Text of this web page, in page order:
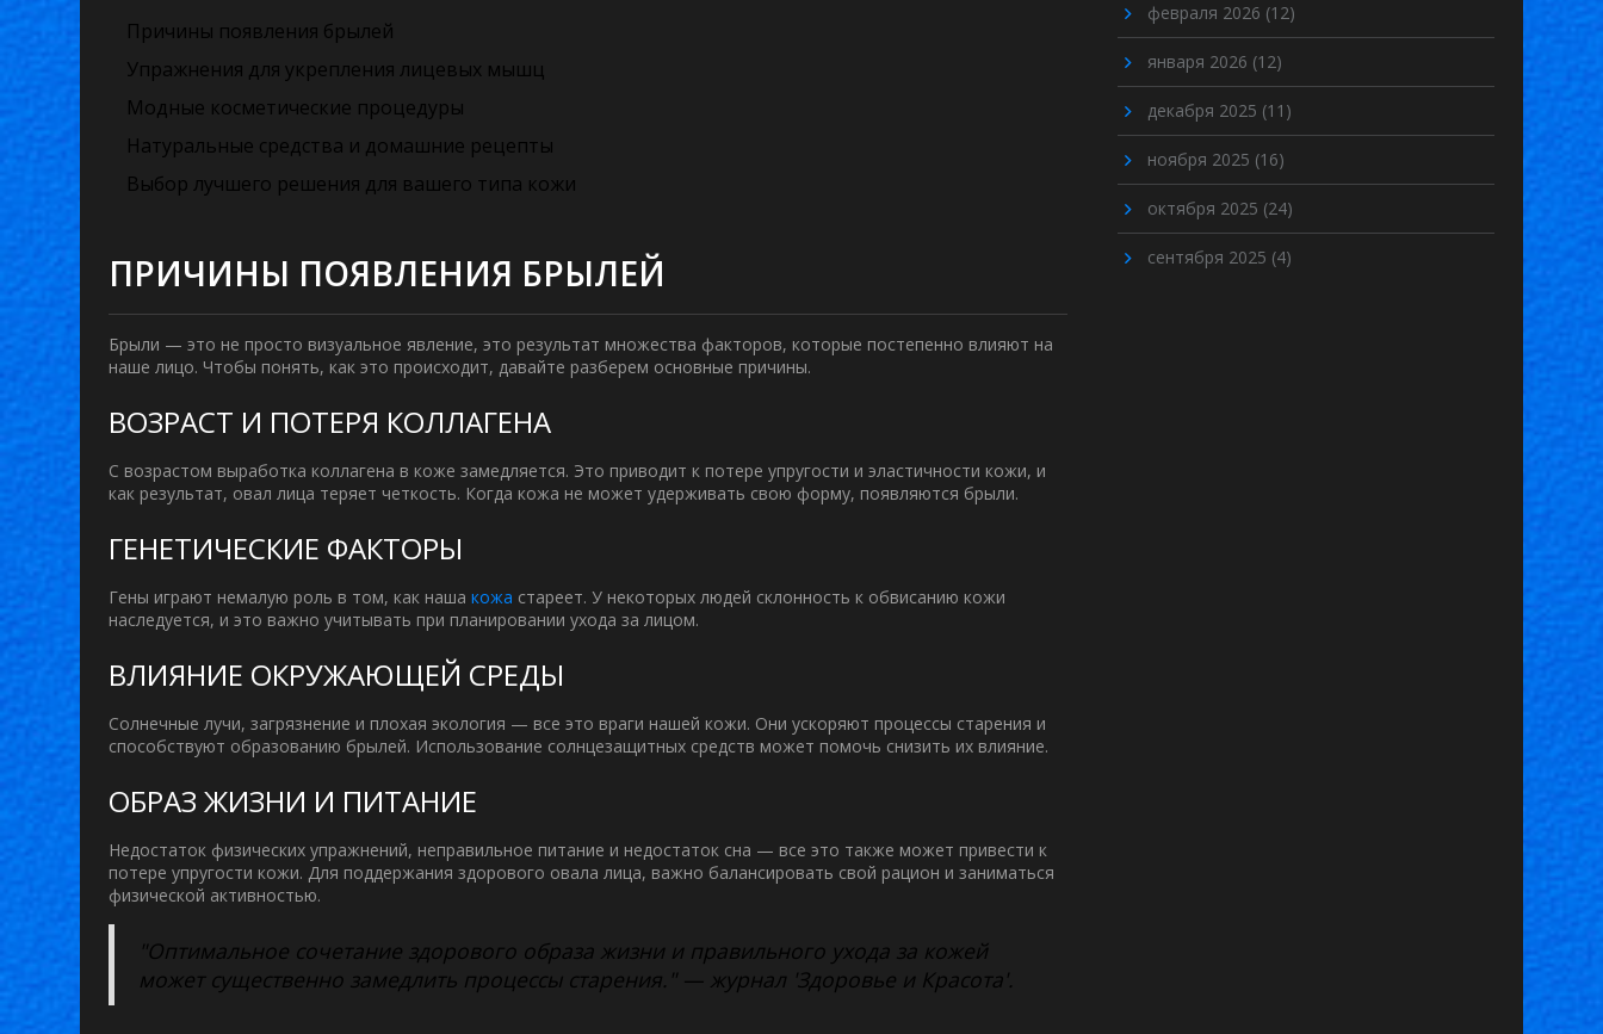
Причины появления брылей
Упражнения для укрепления лицевых мышц
Модные косметические процедуры
Натуральные средства и домашние рецепты
Выбор лучшего решения для вашего типа кожи
ПРИЧИНЫ ПОЯВЛЕНИЯ БРЫЛЕЙ
Брыли — это не просто визуальное явление, это результат множества факторов, которые постепенно влияют на
наше лицо. Чтобы понять, как это происходит, давайте разберем основные причины.
ВОЗРАСТ И ПОТЕРЯ КОЛЛАГЕНА
С возрастом выработка коллагена в коже замедляется. Это приводит к потере упругости и эластичности кожи, и
как результат, овал лица теряет четкость. Когда кожа не может удерживать свою форму, появляются брыли.
ГЕНЕТИЧЕСКИЕ ФАКТОРЫ
Гены играют немалую роль в том, как нашакожа стареет. У некоторых людей склонность к обвисанию кожи
наследуется, и это важно учитывать при планировании ухода за лицом.
ВЛИЯНИЕ ОКРУЖАЮЩЕЙ СРЕДЫ
Солнечные лучи, загрязнение и плохая экология — все это враги нашей кожи. Они ускоряют процессы старения и
способствуют образованию брылей. Использование солнцезащитных средств может помочь снизить их влияние.
ОБРАЗ ЖИЗНИ И ПИТАНИЕ
Недостаток физических упражнений, неправильное питание и недостаток сна — все это также может привести к
потере упругости кожи. Для поддержания здорового овала лица, важно балансировать свой рацион и заниматься
физической активностью.
"Оптимальное сочетание здорового образа жизни и правильного ухода за кожей
может существенно замедлить процессы старения." — журнал 'Здоровье и Красота'.
февраля 2026 (12)
января 2026 (12)
декабря 2025 (11)
ноября 2025 (16)
октября 2025 (24)
сентября 2025 (4)